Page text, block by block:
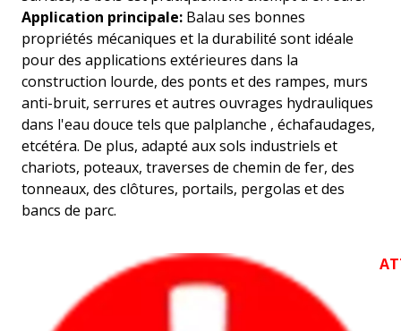
Application principale: Balau ses bonnes
propriétés mécaniques et la durabilité sont idéale
pour des applications extérieures dans la
construction lourde, des ponts et des rampes, murs
anti-bruit, serrures et autres ouvrages hydrauliques
dans l'eau douce tels que palplanche , échafaudages,
etcétéra. De plus, adapté aux sols industriels et
chariots, poteaux, traverses de chemin de fer, des
tonneaux, des clôtures, portails, pergolas et des
bancs de parc.